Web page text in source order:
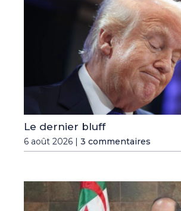
Le dernier bluff
6 août 2026 | 3 commentaires